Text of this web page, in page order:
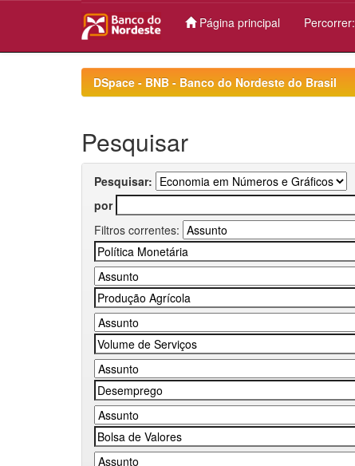
Página principal Percorrer:
DSpace - BNB - Banco do Nordeste do Brasil
Pesquisar
Pesquisar:
por
Filtros correntes: